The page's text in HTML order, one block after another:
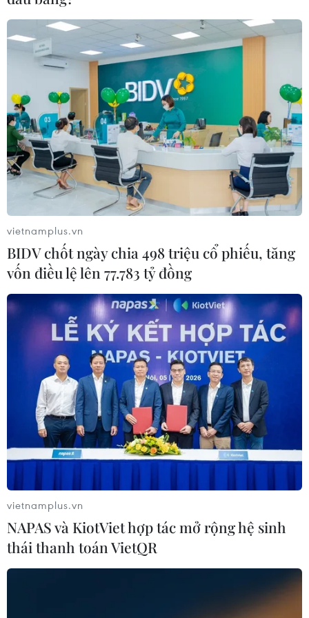
vietnamplus.vn
BIDV chốt ngày chia 498 triệu cổ phiếu, tăng
vốn điều lệ lên 77.783 tỷ đồng
vietnamplus.vn
NAPAS và KiotViet hợp tác mở rộng hệ sinh
thái thanh toán VietQR